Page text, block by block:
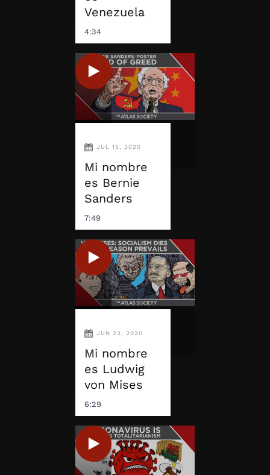
Venezuela
4:34
JUL 15, 2020
Mi nombre
es Bernie
Sanders
7:49
JUN 23, 2020
Mi nombre
es Ludwig
von Mises
6:29